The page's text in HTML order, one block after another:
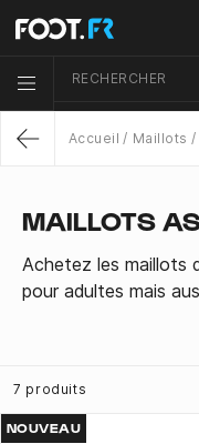
Menu list icon
RECHERCHER
Accueil Maillots
MAILLOTS
Achetez les maillots
pour adultes mais
7 produits
NOUVEAU